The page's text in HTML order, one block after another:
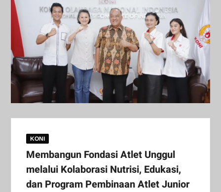
KONI
Membangun Fondasi Atlet Unggul
melalui Kolaborasi Nutrisi, Edukasi,
dan Program Pembinaan Atlet Junior